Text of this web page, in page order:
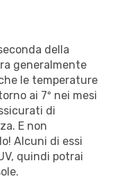
della
generalmente
le temperature
ai 7º nei mesi
di
E non
Alcuni di essi
quindi potrai